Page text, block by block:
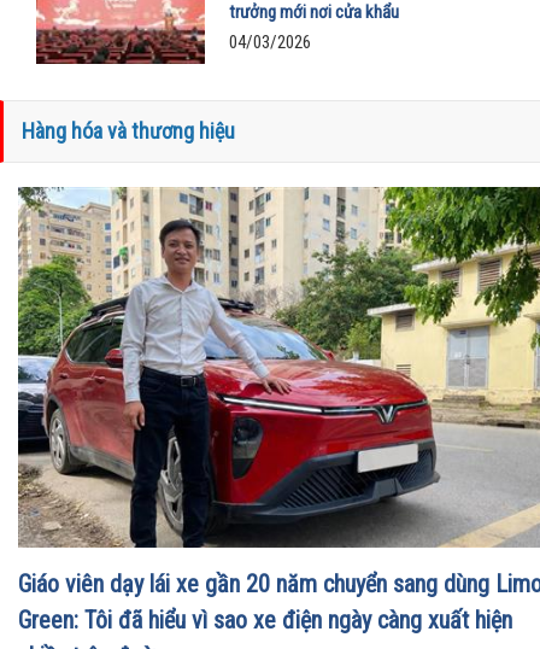
trưởng mới nơi cửa khẩu
04/03/2026
Hàng hóa và thương hiệu
Giáo viên dạy lái xe gần 20 năm chuyển sang dùng
Green: Tôi đã hiểu vì sao xe điện ngày càng xuất hiện